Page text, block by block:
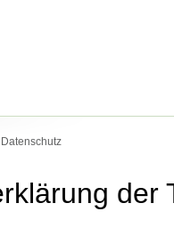
Datenschutz
der